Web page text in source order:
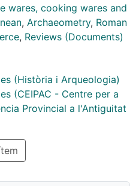
con los mecanismos
que impulsaron la
intercambio de alcance
wares, cooking wares and
, Archaeometry, Roman
, Reviews (Documents)
(Història i Arqueologia)
(CEIPAC - Centre per a
Provincial a l'Antiguitat